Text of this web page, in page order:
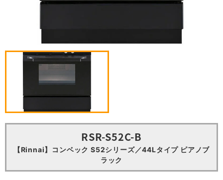
RSR-S52C-B
【Rinnai】コンベック S52シリーズ／44Lタイプ ピアノブ
ラック